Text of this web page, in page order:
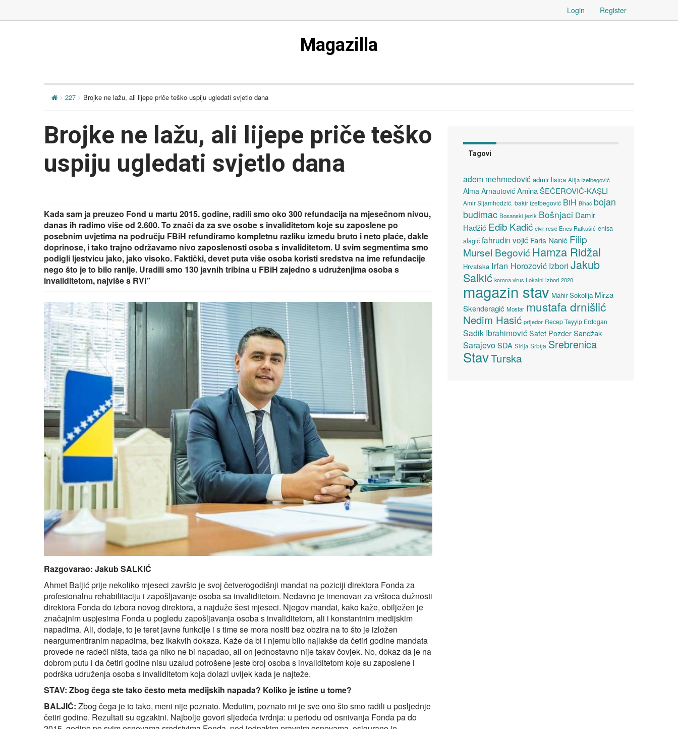
Login Register
Magazilla
227 Brojke ne lažu, ali lijepe priče teško uspiju ugledati svjetlo dana
Brojke ne lažu, ali lijepe priče teško
uspiju ugledati svjetlo dana
Kada sam ja preuzeo Fond u martu 2015. godine, radili smo oko 300 refundacija na mjesečnom nivou,
danas ih radimo više od 2.600. To znači da za sve osobe s invaliditetom koje su zaposlene po
posebnim uvjetima na području FBiH refundiramo kompletnu razliku između bruto i neto plaće, dakle
doprinose, i tako trajno održavamo nivo zaposlenosti osoba s invaliditetom. U svim segmentima smo
podigli ljestvicu jako, jako visoko. Faktički, devet puta više osoba koristi sredstva na ime refundacije
nego što je to bilo ranije. Uradili smo 130 javnih tribina u FBiH zajedno s udruženjima osoba s
invaliditetom, najviše s RVI”
Razgovarao: Jakub SALKIĆ
Ahmet Baljić prije nekoliko mjeseci završio je svoj četverogodišnji mandat na poziciji direktora Fonda za
profesionalnu rehabilitaciju i zapošljavanje osoba sa invaliditetom. Nedavno je imenovan za vršioca dužnosti
direktora Fonda do izbora novog direktora, a najduže šest mjeseci. Njegov mandat, kako kaže, obilježen je
značajnim uspjesima Fonda u pogledu zapošljavanja osoba s invaliditetom, ali i konstantnim medijskim
napadima. Ali, dodaje, to je teret javne funkcije i s time se mora nositi bez obzira na to što je izložen
neargumentiranim napadima, bez ikakvih dokaza. Kaže da bi i njemu bilo najlakše da četiri godine mandata
provede ne radeći ništa, tada ga niko ne bi napadao, ali on jednostavno nije takav čovjek. No, dokaz da je na
dobrom putu i da četiri godine nisu uzalud potrošene jeste broj osoba s invaliditetom koje su zaposlene i
podrška udruženja osoba s invaliditetom koja dolazi uvijek kada je najteže.
STAV: Zbog čega ste tako često meta medijskih napada? Koliko je istine u tome?
BALJIĆ: Zbog čega je to tako, meni nije poznato. Međutim, poznato mi je sve ono što smo radili u posljednje
četiri godine. Rezultati su egzaktni. Najbolje govori sljedeća tvrdnja: u periodu od osnivanja Fonda pa do
Tagovi
adem mehmedović admir lisica Alija Izetbegović
Alma Arnautović Amina ŠEĆEROVIĆ-KAŞLI
Amir Sijamhodžić. bakir izetbegović BiH Bihać bojan
budimac Bosanski jezik Bošnjaci Damir
Hadžić Edib Kadić elvir resić Enes Ratkušić enisa
alagić fahrudin vojić Faris Nanić Filip
Mursel Begović Hamza Ridžal
Hrvatska Irfan Horozović Izbori Jakub
Salkić korona virus Lokalni izbori 2020
magazin stav Mahir Sokolija Mirza
Skenderagić Mostar mustafa drnišlić
Nedim Hasić prijedor Recep Tayyip Erdogan
Sadik Ibrahimović Safet Pozder Sandžak
SarajevoSDA Sirija Srbija Srebrenica
StavTurska